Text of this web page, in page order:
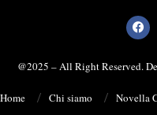
@2025 – All Right Reserved.
Home Chi siamo Novella